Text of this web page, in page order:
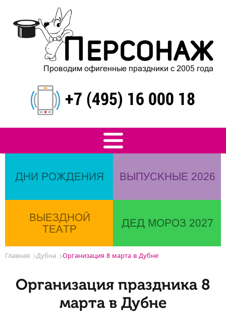
Проводим офигенные праздники с 2005 года
+7 (495) 16 000 18
ДНИ РОЖДЕНИЯ ВЫПУСКНЫЕ 2026
ВЫЕЗДНОЙ
ТЕАТР
ДЕД МОРОЗ 2027
Главная Дубна Организация 8 марта в Дубне
Организация праздника 8
марта в Дубне